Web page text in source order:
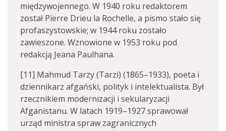
międzywojennego. W 1940 roku redaktorem
został Pierre Drieu la Rochelle, a pismo stało się
profaszystowskie; w 1944 roku zostało
zawieszone. Wznowione w 1953 roku pod
redakcją Jeana Paulhana.
[11] Mahmud Tarzy (Tarzi) (1865–1933), poeta i
dziennikarz afgański, polityk i intelektualista. Był
rzecznikiem modernizacji i sekularyzacji
Afganistanu. W latach 1919–1927 sprawował
urząd ministra spraw zagranicznych